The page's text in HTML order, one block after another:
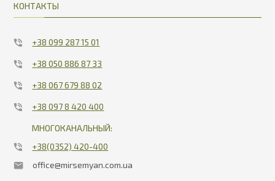
КОНТАКТЫ
+38 099 287 15 01
+38 050 886 87 33
+38 067 679 88 02
+38 097 8 420 400
МНОГОКАНАЛЬНЫЙ:
+38(0352) 420-400
office@mirsemyan.com.ua